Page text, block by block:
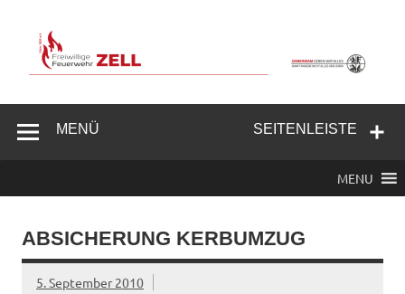
springen
Feuerwehr
SEITENLEISTE
MENÜ
MENU
ABSICHERUNG KERBUMZUG
5. September 2010